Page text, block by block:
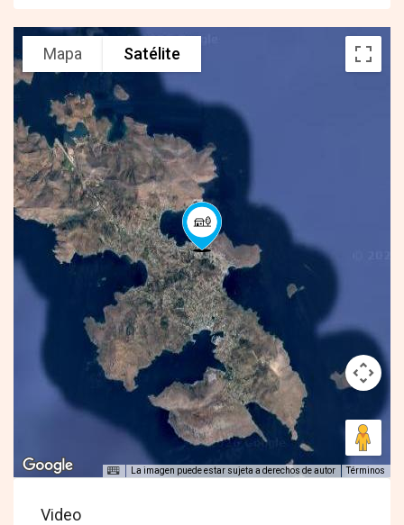
Mapa Satélite
La imagen puede estar sujeta a derechos de autor Términos
Video